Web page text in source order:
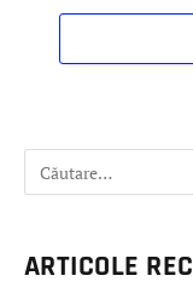
ARTICOLE